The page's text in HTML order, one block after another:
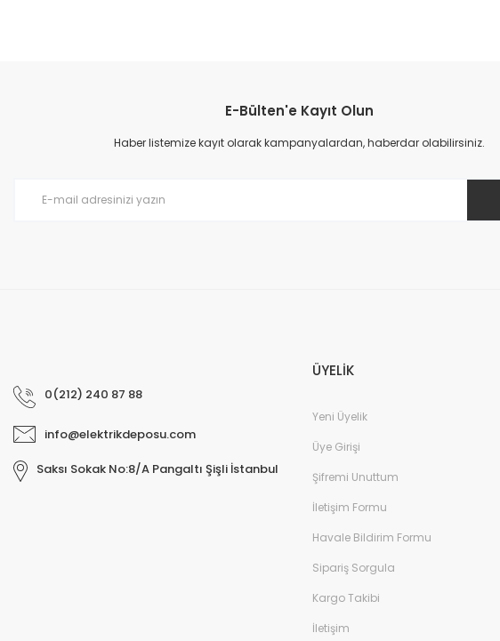
Ürün resmi kalitesiz, bozuk veya görüntülenemiyor.
Ürün açıklamasında eksik bilgiler bulunuyor.
E-Bülten'e Kayıt Olun
Haber listemize kayıt olarak kampanyalardan, haberdar olabilirsiniz.
0(212) 240 87 88
info@elektrikdeposu.com
Saksı Sokak No:8/A Pangaltı Şişli İstanbul
ÜYELİK
Yeni Üyelik
Üye Girişi
Şifremi Unuttum
İletişim Formu
Havale Bildirim Formu
Sipariş Sorgula
Kargo Takibi
İletişim